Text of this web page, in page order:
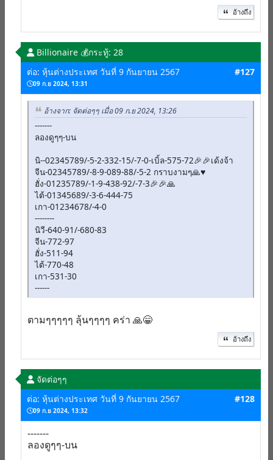
อ้างถึง
Billionaire 💰กระทู้: 28
ต่อ: หุ้นต่างประเทศ วันที่ 9 กันยายน 2567
09 ก.ย 2024, 13:31
#127
อ้างจาก: จัดต่อๆๆ เมื่อ 09 ก.ย 2024, 13:26
-------
ลองดูๆๆ-บน
นิ--02345789/-5-2-332-15/-7-0-เบิ้ล-575-72🎉🎉เด้งจ้า
จีน-02345789/-8-9-089-88/-5-2 กราบงามๆ🙏♥️
ฮั่ง-01235789/-1-9-438-92/-7-3🎉🎉🙏
ไต้-01345689/-3-6-444-75
เกา-01234678/-4-0
--------
นิวี-640-91/-680-83
จีน-772-97
ฮั่ง-511-94
ไต้-770-48
เกา-531-30
------
ตามๆๆๆๆๆ ลุ้นๆๆๆๆ คร่า 🙏😁
อ้างถึง
จัดต่อๆๆ
ต่อ: หุ้นต่างประเทศ วันที่ 9 กันยายน 2567
09 ก.ย 2024, 13:32
#128
-------
ลองดูๆๆ-บน